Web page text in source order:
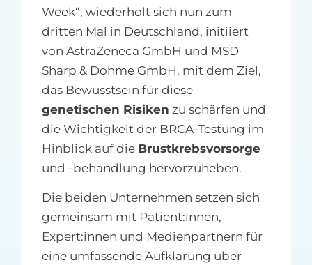
Week“, wiederholt sich nun zum
dritten Mal in Deutschland, initiiert
von AstraZeneca GmbH und MSD
Sharp & Dohme GmbH, mit dem Ziel,
das Bewusstsein für diese
genetischen Risiken zu schärfen und
die Wichtigkeit der BRCA-Testung im
Hinblick auf die Brustkrebsvorsorge
und -behandlung hervorzuheben.
Die beiden Unternehmen setzen sich
gemeinsam mit Patient:innen,
Expert:innen und Medienpartnern für
eine umfassende Aufklärung über